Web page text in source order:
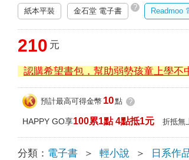
紙本平裝 金石堂 電子書 ? Readmoo
210 元
認購希望書包，幫助弱勢孩童上學不
預計最高可得金幣 10點 ?
HAPPY GO享100累1點 4點抵1元 折抵無
分類： 電子書 ＞ 輕小說 ＞ 日系作